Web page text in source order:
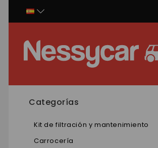
Categorías
Kit de filtración y mantenimiento
Carrocería